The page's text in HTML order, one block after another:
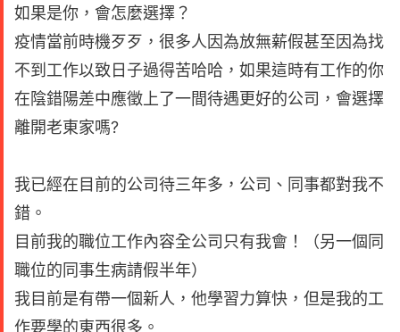
如果是你，會怎麼選擇？
疫情當前時機歹歹，很多人因為放無薪假甚至因為找
不到工作以致日子過得苦哈哈，如果這時有工作的你
在陰錯陽差中應徵上了一間待遇更好的公司，會選擇
離開老東家嗎?
我已經在目前的公司待三年多，公司、同事都對我不
錯。
目前我的職位工作內容全公司只有我會！（另一個同
職位的同事生病請假半年）
我目前是有帶一個新人，他學習力算快，但是我的工
作要學的東西很多。